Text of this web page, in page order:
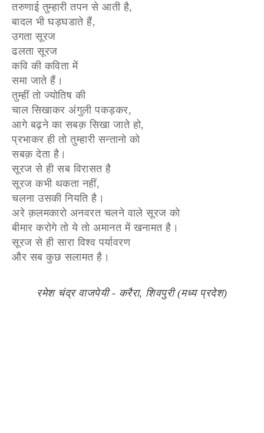
तरुणाई तुम्हारी तपन से आती है,
बादल भी घड़घडाते हैं,
उगता सूरज
ढलता सूरज
कवि की कविता में
समा जाते हैं।
तुम्हीं तो ज्योतिष की
चाल सिखाकर अंगुली पकड़कर,
आगे बढ़ने का सबक़ सिखा जाते हो,
प्रभाकर ही तो तुम्हारी सन्तानो को
सबक़ देता है।
सूरज से ही सब विरासत है
सूरज कभी थकता नहीं,
चलना उसकी नियति है।
अरे क़लमकारो अनवरत चलने वाले सूरज को
बीमार करोगे तो ये तो अमानत में खनामत है।
सूरज से ही सारा विश्व पर्यावरण
और सब कुछ सलामत है।
रमेश चंद्र वाजपेयी - करैरा, शिवपुरी (मध्य प्रदेश)